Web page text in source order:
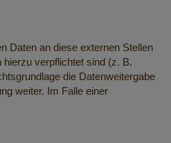
Daten an diese externen Stellen
verpflichtet sind (z. B.
die Datenweitergabe
weiter. Im Falle einer